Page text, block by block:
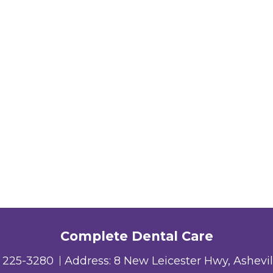
Complete Dental Care
225-3280 Address: 8 New Leicester Hwy,